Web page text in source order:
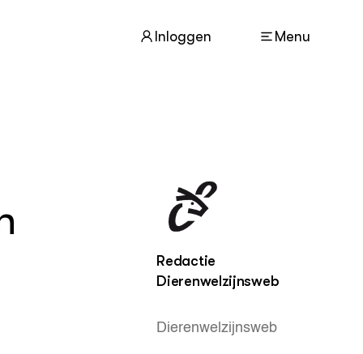
Inloggen Menu
Redactie
Dierenwelzijnsweb
Dierenwelzijnsweb